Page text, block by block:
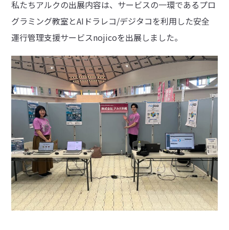
私たちアルクの出展内容は、サービスの一環であるプロ
グラミング教室とAIドラレコ/デジタコを利用した安全
運行管理支援サービスnojicoを出展しました。